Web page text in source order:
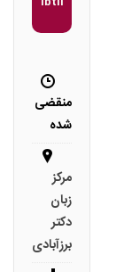
منقضی
شده
مرکز
زبان
دکتر
برزآبادی